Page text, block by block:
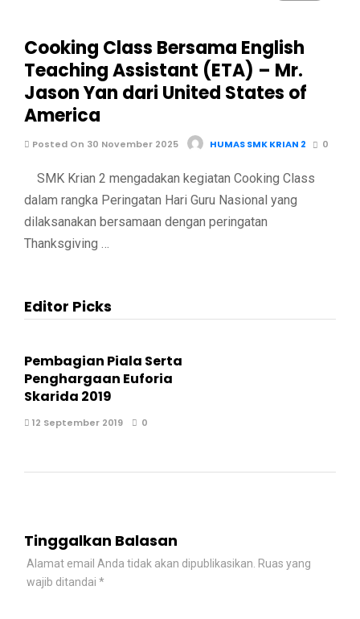
Cooking Class Bersama English
Teaching Assistant (ETA) – Mr.
Jason Yan dari United States of
America
Posted On 30 November 2025 HUMAS SMK KRIAN 2 0
SMK Krian 2 mengadakan kegiatan Cooking Class
dalam rangka Peringatan Hari Guru Nasional yang
dilaksanakan bersamaan dengan peringatan
Thanksgiving …
Editor Picks
Pembagian Piala Serta
Penghargaan Euforia
Skarida 2019
12 September 2019 0
Tinggalkan Balasan
Alamat email Anda tidak akan dipublikasikan. Ruas yang
wajib ditandai *